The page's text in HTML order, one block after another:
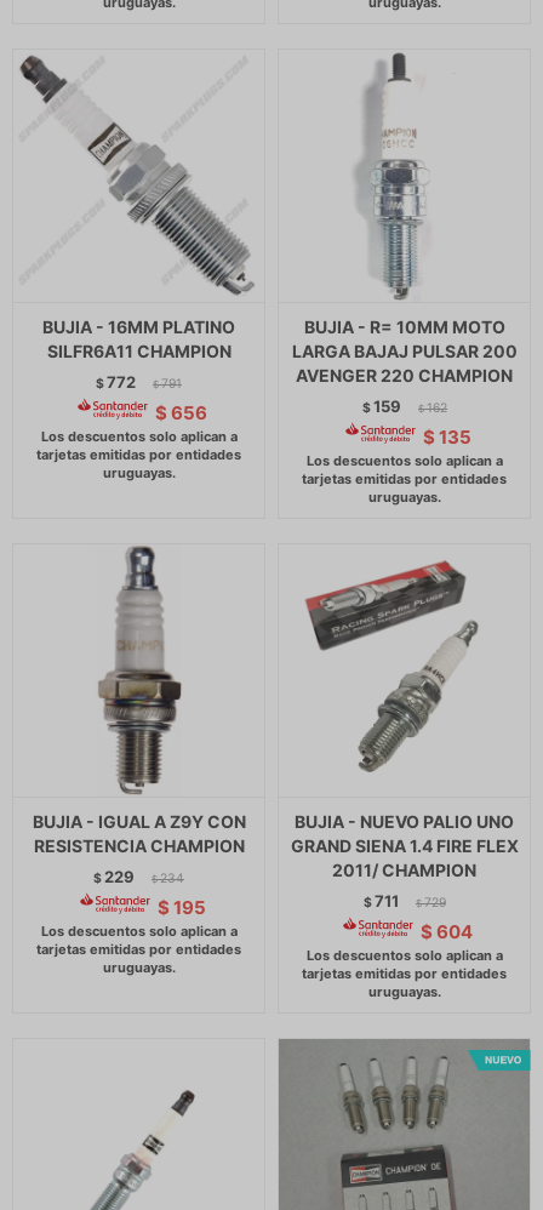
BUJIA - 16MM PLATINO
SILFR6A11 CHAMPION
$772 $ 791
$ 656
BUJIA - R= 10MM MOTO
LARGA BAJAJ PULSAR 200
AVENGER 220 CHAMPION
$159 $ 162
$ 135
BUJIA - IGUAL A Z9Y CON
RESISTENCIA CHAMPION
$ 229 $ 234
$ 195
BUJIA - NUEVO PALIO UNO
GRAND SIENA 1.4 FIRE FLEX
2011/ CHAMPION
$711 $ 729
$ 604